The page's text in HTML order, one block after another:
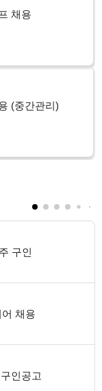
채용
(중간관리)
구인
채용
인공고